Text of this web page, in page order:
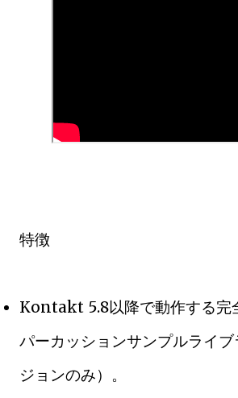
特徴
Kontakt 5.8以降で動作する完
パーカッションサンプルライ
ジョンのみ）。